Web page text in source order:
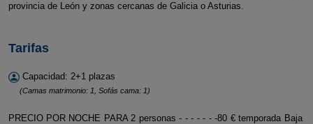
provincia de León y zonas cercanas de Galicia o Asturias.
Tarifas
Capacidad: 2+1 plazas
(Camas matrimonio: 1, Sofás cama: 1)
PRECIO POR NOCHE PARA 2 personas - - - - - - -80 € temporada Baja